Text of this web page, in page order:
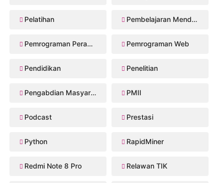
Pelatihan Pembelajaran Mendalam
Pemrograman Perangkat Bergerak Pemrograman Web
Pendidikan Penelitian
Pengabdian Masyarakat PMII
Podcast Prestasi
Python RapidMiner
Redmi Note 8 Pro Relawan TIK